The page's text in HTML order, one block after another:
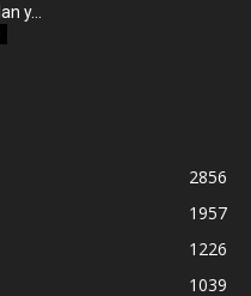
y...
2856
1957
1226
1039